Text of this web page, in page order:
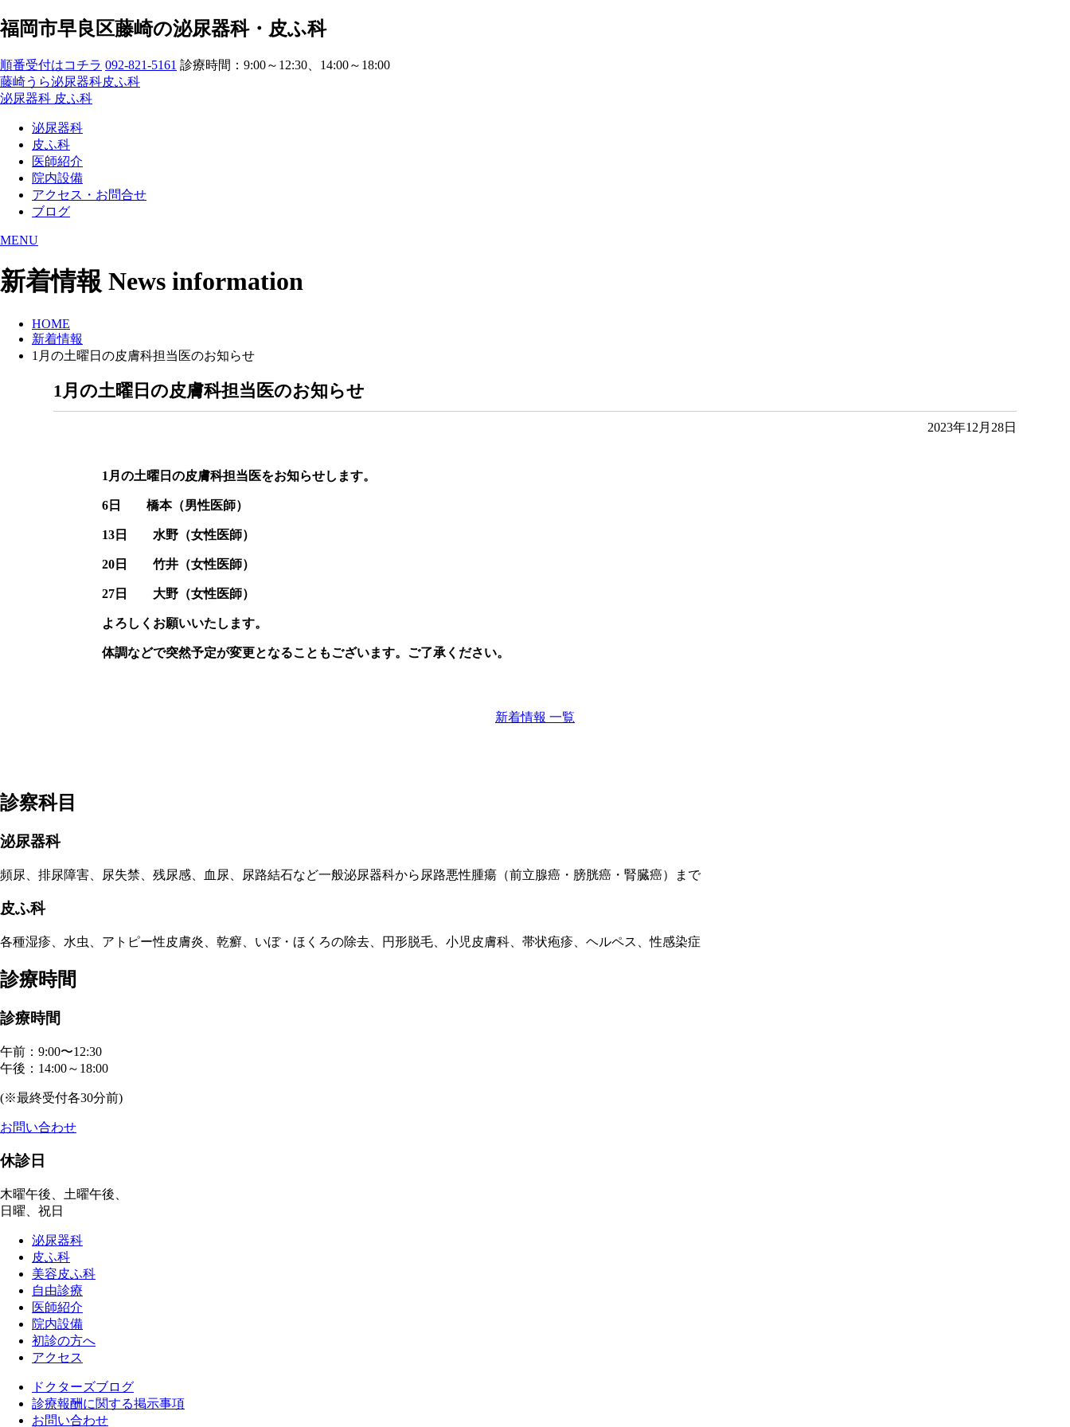
福岡市早良区藤崎の泌尿器科・皮ふ科
順番受付はコチラ 092-821-5161 診療時間：9:00～12:30、14:00～18:00
藤崎うら泌尿器科皮ふ科
泌尿器科 皮ふ科
泌尿器科
皮ふ科
医師紹介
院内設備
アクセス・お問合せ
ブログ
MENU
新着情報 News information
HOME
新着情報
1月の土曜日の皮膚科担当医のお知らせ
1月の土曜日の皮膚科担当医のお知らせ
2023年12月28日
1月の土曜日の皮膚科担当医をお知らせします。
6日 橋本（男性医師）
13日 水野（女性医師）
20日 竹井（女性医師）
27日 大野（女性医師）
よろしくお願いいたします。
体調などで突然予定が変更となることもございます。ご了承ください。
新着情報 一覧
診察科目
泌尿器科
頻尿、排尿障害、尿失禁、残尿感、血尿、尿路結石など一般泌尿器科から尿路悪性腫瘍（前立腺癌・膀胱癌・腎臓癌）まで
皮ふ科
各種湿疹、水虫、アトピー性皮膚炎、乾癬、いぼ・ほくろの除去、円形脱毛、小児皮膚科、帯状疱疹、ヘルペス、性感染症
診療時間
診療時間
午前：9:00〜12:30
午後：14:00～18:00
(※最終受付各30分前)
お問い合わせ
休診日
木曜午後、土曜午後、
日曜、祝日
泌尿器科
皮ふ科
美容皮ふ科
自由診療
医師紹介
院内設備
初診の方へ
アクセス
ドクターズブログ
診療報酬に関する掲示事項
お問い合わせ